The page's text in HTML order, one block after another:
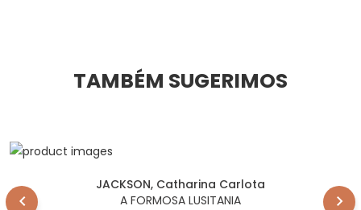
TAMBÉM SUGERIMOS
JACKSON, Catharina Carlota
A FORMOSA LUSITANIA